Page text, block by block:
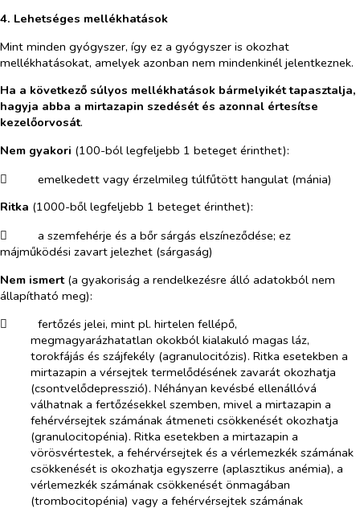
4. Lehetséges mellékhatások
Mint minden gyógyszer, így ez a gyógyszer is okozhat
mellékhatásokat, amelyek azonban nem mindenkinél jelentkeznek.
Ha a következő súlyos mellékhatások bármelyikét tapasztalja,
hagyja abba a mirtazapin szedését és azonnal értesítse
kezelőorvosát.
Nem gyakori (100-ból legfeljebb 1 beteget érinthet):
​
emelkedett vagy érzelmileg túlfűtött hangulat (mánia)
Ritka (1000-ből legfeljebb 1 beteget érinthet):
​
a szemfehérje és a bőr sárgás elszíneződése; ez
májműködési zavart jelezhet (sárgaság)
Nem ismert(a gyakoriság a rendelkezésre álló adatokból nem
állapítható meg):
​
fertőzés jelei, mint pl. hirtelen fellépő,
megmagyarázhatatlan okokból kialakuló magas láz,
torokfájás és szájfekély (agranulocitózis). Ritka esetekben a
mirtazapin a vérsejtek termelődésének zavarát okozhatja
(csontvelődepresszió). Néhányan kevésbé ellenállóvá
válhatnak a fertőzésekkel szemben, mivel a mirtazapin a
fehérvérsejtek számának átmeneti csökkenését okozhatja
(granulocitopénia). Ritka esetekben a mirtazapin a
vörösvértestek, a fehérvérsejtek és a vérlemezkék számának
csökkenését is okozhatja egyszerre (aplasztikus anémia), a
vérlemezkék számának csökkenését önmagában
(trombocitopénia) vagy a fehérvérsejtek számának